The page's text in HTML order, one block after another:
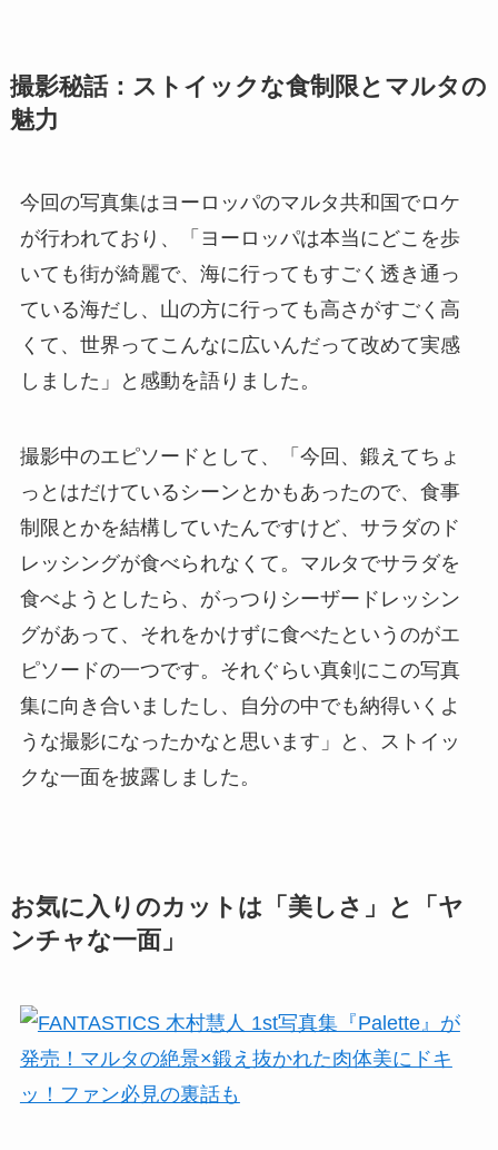
撮影秘話：ストイックな食制限とマルタの
魅力
今回の写真集はヨーロッパのマルタ共和国でロケ
が行われており、「ヨーロッパは本当にどこを歩
いても街が綺麗で、海に行ってもすごく透き通っ
ている海だし、山の方に行っても高さがすごく高
くて、世界ってこんなに広いんだって改めて実感
しました」と感動を語りました。
撮影中のエピソードとして、「今回、鍛えてちょ
っとはだけているシーンとかもあったので、食事
制限とかを結構していたんですけど、サラダのド
レッシングが食べられなくて。マルタでサラダを
食べようとしたら、がっつりシーザードレッシン
グがあって、それをかけずに食べたというのがエ
ピソードの一つです。それぐらい真剣にこの写真
集に向き合いましたし、自分の中でも納得いくよ
うな撮影になったかなと思います」と、ストイッ
クな一面を披露しました。
お気に入りのカットは「美しさ」と「ヤ
ンチャな一面」